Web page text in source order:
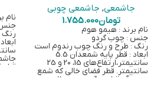
جاشمعی, جاشمعی چوبی
تومان1.755.000
نام برند : هیمو هوم
جنس : چوب گردو
رنگ : طرح و رنگ چوب رندوم است
ابعاد : قطر پایه شمعدان 5.5
سانتیمتر،ارتفاع‌های 15، 20 و 25
سانتیمتر. قطر فضای خالی که شمع
درون آن قرار میگیرد حدود 2
نام
جنس
رنگ
قطر